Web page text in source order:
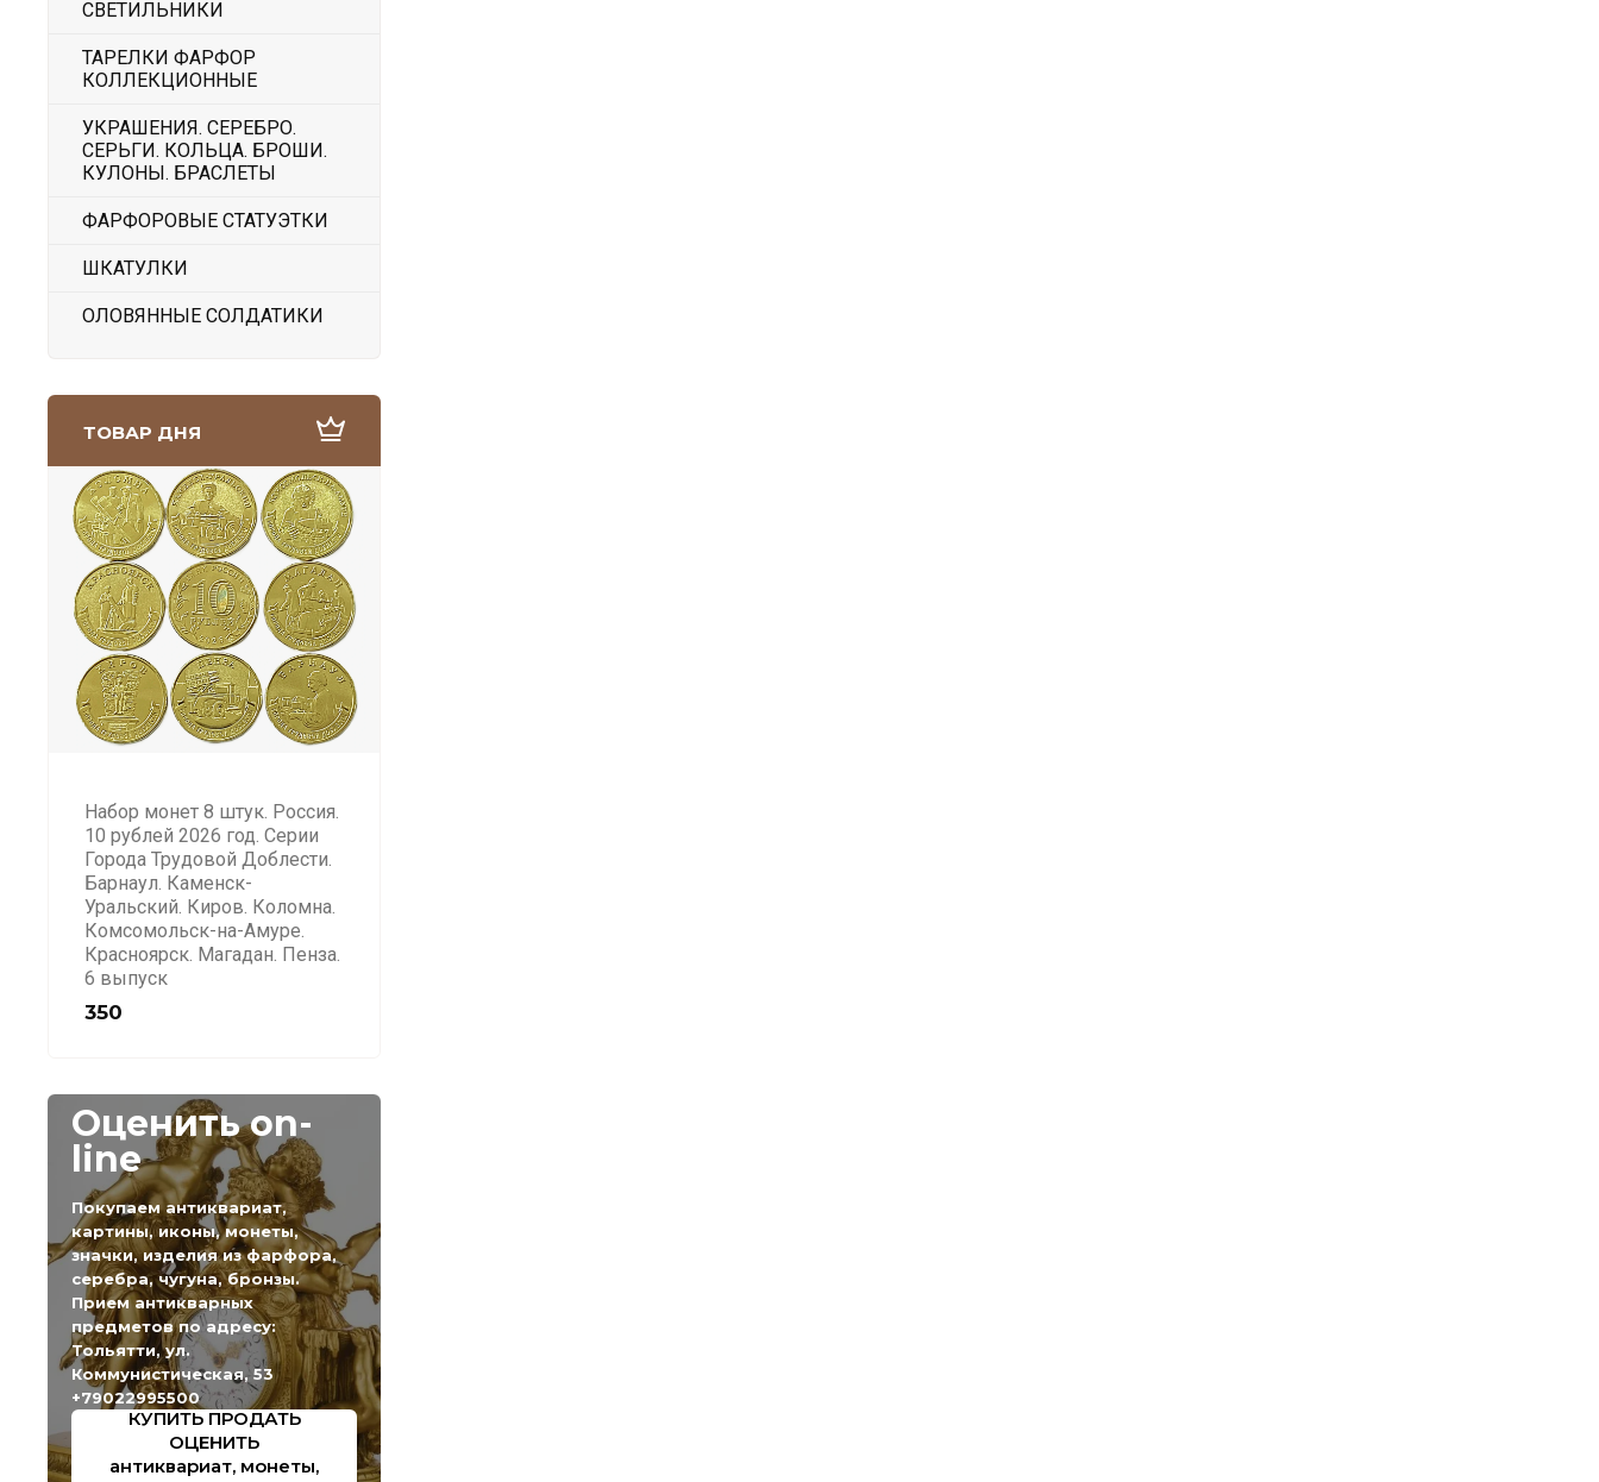
СВЕТИЛЬНИКИ
ТАРЕЛКИ ФАРФОР
КОЛЛЕКЦИОННЫЕ
УКРАШЕНИЯ. СЕРЕБРО.
СЕРЬГИ. КОЛЬЦА. БРОШИ.
КУЛОНЫ. БРАСЛЕТЫ
ФАРФОРОВЫЕ СТАТУЭТКИ
ШКАТУЛКИ
ОЛОВЯННЫЕ СОЛДАТИКИ
ТОВАР ДНЯ
Набор монет 8 штук. Россия.
10 рублей 2026 год. Серии
Города Трудовой Доблести.
Барнаул. Каменск-
Уральский. Киров. Коломна.
Комсомольск-на-Амуре.
Красноярск. Магадан. Пенза.
6 выпуск
350
Оценить on-
line
Покупаем антиквариат,
картины, иконы, монеты,
значки, изделия из фарфора,
серебра, чугуна, бронзы.
Прием антикварных
предметов по адресу:
Тольятти, ул.
Коммунистическая, 53
+79022995500
КУПИТЬ ПРОДАТЬ
ОЦЕНИТЬ
антиквариат, монеты,